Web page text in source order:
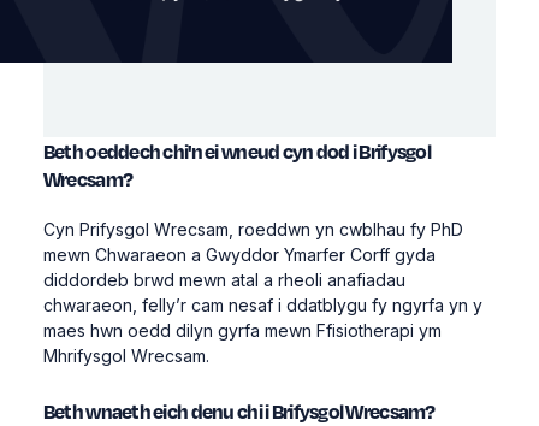
Beth oeddech chi'n ei wneud cyn dod i Brifysgol
Wrecsam?
Cyn Prifysgol Wrecsam, roeddwn yn cwblhau fy PhD
mewn Chwaraeon a Gwyddor Ymarfer Corff gyda
diddordeb brwd mewn atal a rheoli anafiadau
chwaraeon, felly’r cam nesaf i ddatblygu fy ngyrfa yn y
maes hwn oedd dilyn gyrfa mewn Ffisiotherapi ym
Mhrifysgol Wrecsam.
Beth wnaeth eich denu chi i Brifysgol Wrecsam?